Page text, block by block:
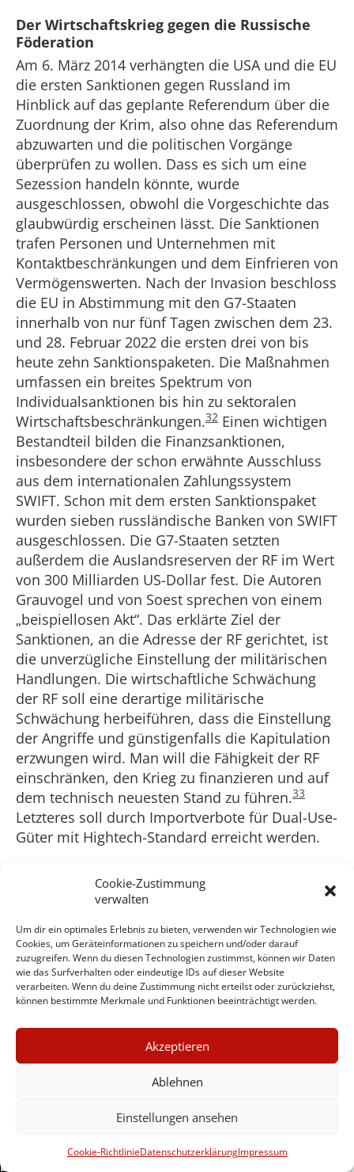
Cookie-Zustimmung
verwalten
Um dir ein optimales Erlebnis zu bieten, verwenden wir Technologien wie
Cookies, um Geräteinformationen zu speichern und/oder darauf
zuzugreifen. Wenn du diesen Technologien zustimmst, können wir Daten
wie das Surfverhalten oder eindeutige IDs auf dieser Website
verarbeiten. Wenn du deine Zustimmung nicht erteilst oder zurückziehst,
können bestimmte Merkmale und Funktionen beeinträchtigt werden.
Akzeptieren
Ablehnen
Einstellungen ansehen
Cookie-RichtlinieDatenschutzerklärungImpressum
Der Wirtschaftskrieg gegen die Russische
Föderation
Am 6. März 2014 verhängten die USA und die EU
die ersten Sanktionen gegen Russland im
Hinblick auf das geplante Referendum über die
Zuordnung der Krim, also ohne das Referendum
abzuwarten und die politischen Vorgänge
überprüfen zu wollen. Dass es sich um eine
Sezession handeln könnte, wurde
ausgeschlossen, obwohl die Vorgeschichte das
glaubwürdig erscheinen lässt. Die Sanktionen
trafen Personen und Unternehmen mit
Kontaktbeschränkungen und dem Einfrieren von
Vermögenswerten. Nach der Invasion beschloss
die EU in Abstimmung mit den G7-Staaten
innerhalb von nur fünf Tagen zwischen dem 23.
und 28. Februar 2022 die ersten drei von bis
heute zehn Sanktionspaketen. Die Maßnahmen
umfassen ein breites Spektrum von
Individualsanktionen bis hin zu sektoralen
Wirtschaftsbeschränkungen.32 Einen wichtigen
Bestandteil bilden die Finanzsanktionen,
insbesondere der schon erwähnte Ausschluss
aus dem internationalen Zahlungssystem
SWIFT. Schon mit dem ersten Sanktionspaket
wurden sieben russländische Banken von SWIFT
ausgeschlossen. Die G7-Staaten setzten
außerdem die Auslandsreserven der RF im Wert
von 300 Milliarden US-Dollar fest. Die Autoren
Grauvogel und von Soest sprechen von einem
„beispiellosen Akt“. Das erklärte Ziel der
Sanktionen, an die Adresse der RF gerichtet, ist
die unverzügliche Einstellung der militärischen
Handlungen. Die wirtschaftliche Schwächung
der RF soll eine derartige militärische
Schwächung herbeiführen, dass die Einstellung
der Angriffe und günstigenfalls die Kapitulation
erzwungen wird. Man will die Fähigkeit der RF
einschränken, den Krieg zu finanzieren und auf
dem technisch neuesten Stand zu führen.33
Letzteres soll durch Importverbote für Dual-Use-
Güter mit Hightech-Standard erreicht werden.
Frühjahr 2023 zur Enttäuschung der westlichen
Grauvogel und von Soest versuchen das etwas
zu beschönigen, müssen aber einräumen: „Die
Russland-Sanktionen machen die Möglichkeiten
und Grenzen dieses Mittels der Außenpolitik
34
Sie erklären die moderate
Wirksamkeit damit, dass „autoritäre
Regierungen – trotz der Zwangsmaßnahmen –
eingestehen will, das ist die relative Isolation
der westlichen Allianz innerhalb der viel
beschworenen „internationalen Gemeinschaft“.
Zwar hat die UN-Vollversammlung am 2. März
×